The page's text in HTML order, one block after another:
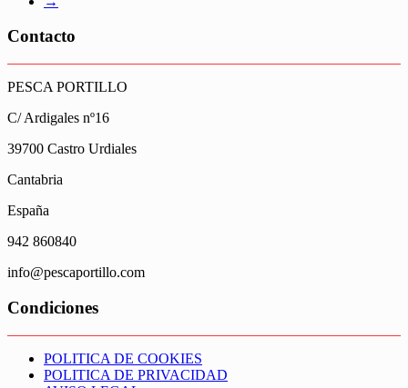
Contacto
PESCA PORTILLO
C/ Ardigales nº16
39700 Castro Urdiales
Cantabria
España
942 860840
info@pescaportillo.com
Condiciones
POLITICA DE COOKIES
POLITICA DE PRIVACIDAD